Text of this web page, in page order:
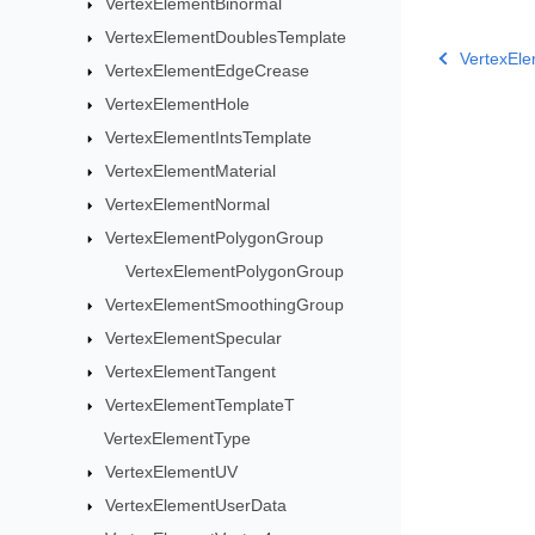
VertexElementDoublesTemplate
VertexElementEdgeCrease
VertexElementHole
VertexElementIntsTemplate
VertexElementMaterial
VertexElementNormal
VertexElementPolygonGroup
VertexElementPolygonGroup
VertexElementSmoothingGroup
VertexElementSpecular
VertexElementTangent
VertexElementTemplateT
VertexElementType
VertexElementUV
VertexElementUserData